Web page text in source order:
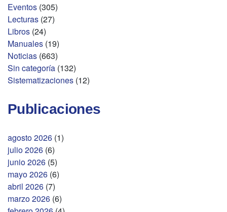
Eventos (305)
Lecturas (27)
Libros (24)
Manuales (19)
Noticias (663)
Sin categoría (132)
Sistematizaciones (12)
Publicaciones
agosto 2026 (1)
julio 2026 (6)
junio 2026 (5)
mayo 2026 (6)
abril 2026 (7)
marzo 2026 (6)